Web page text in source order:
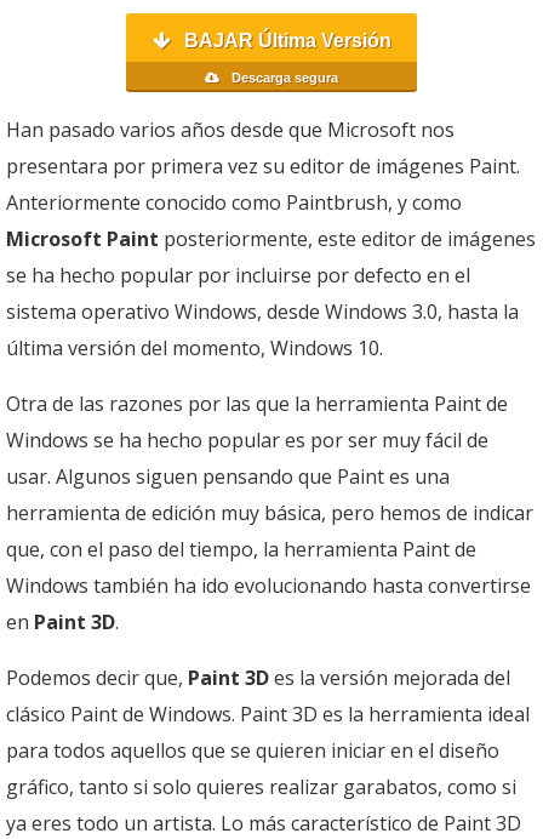
BAJAR Última Versión
Descarga segura
Han pasado varios años desde que Microsoft nos
presentara por primera vez su editor de imágenes Paint.
Anteriormente conocido como Paintbrush, y como
Microsoft Paint posteriormente, este editor de imágenes
se ha hecho popular por incluirse por defecto en el
sistema operativo Windows, desde Windows 3.0, hasta la
última versión del momento, Windows 10.
Otra de las razones por las que la herramienta Paint de
Windows se ha hecho popular es por ser muy fácil de
usar. Algunos siguen pensando que Paint es una
herramienta de edición muy básica, pero hemos de indicar
que, con el paso del tiempo, la herramienta Paint de
Windows también ha ido evolucionando hasta convertirse
en Paint 3D.
Podemos decir que, Paint 3Des la versión mejorada del
clásico Paint de Windows. Paint 3D es la herramienta ideal
para todos aquellos que se quieren iniciar en el diseño
gráfico, tanto si solo quieres realizar garabatos, como si
ya eres todo un artista. Lo más característico de Paint 3D